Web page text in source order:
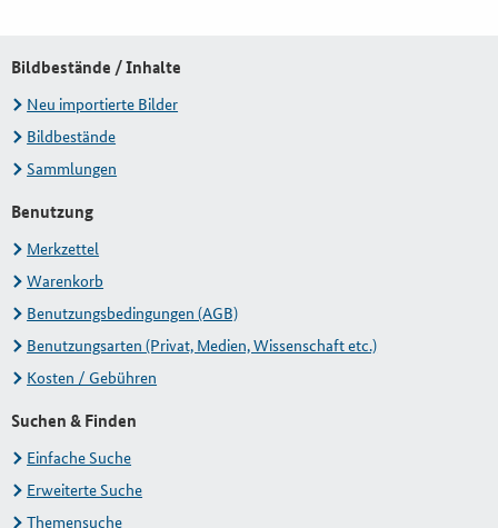
Bildbestände / Inhalte
Neu importierte Bilder
Bildbestände
Sammlungen
Benutzung
Merkzettel
Warenkorb
Benutzungsbedingungen (AGB)
Benutzungsarten (Privat, Medien, Wissenschaft etc.)
Kosten / Gebühren
Suchen & Finden
Einfache Suche
Erweiterte Suche
Themensuche